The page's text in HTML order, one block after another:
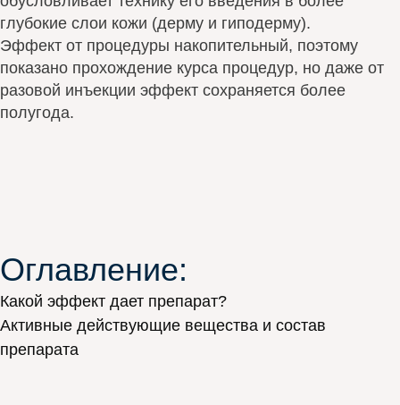
глубокие слои кожи (дерму и гиподерму).
Эффект от процедуры накопительный, поэтому
показано прохождение курса процедур, но даже от
разовой инъекции эффект сохраняется более
полугода.
Оглавление:
Какой эффект дает препарат?
Активные действующие вещества и состав
препарата